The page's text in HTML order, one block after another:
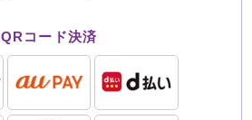
QRコード決済